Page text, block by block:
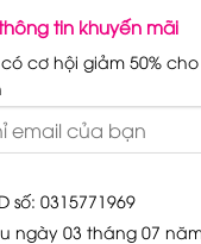
tin khuyến mãi
cơ hội giảm 50%
số: 0315771969
ngày 03 tháng 07